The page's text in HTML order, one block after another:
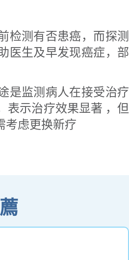
检测有否患癌，而探测
医生及早发现癌症，部
是监测病人在接受治疗
表示治疗效果显著 ，但
考虑更换新疗